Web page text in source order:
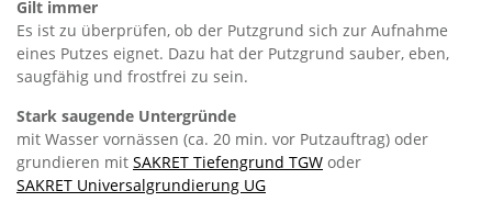
Gilt immer
Es ist zu überprüfen, ob der Putzgrund sich zur Aufnahme
eines Putzes eignet. Dazu hat der Putzgrund sauber, eben,
saugfähig und frostfrei zu sein.
Stark saugende Untergründe
mit Wasser vornässen (ca. 20 min. vor Putzauftrag) oder
grundieren mit SAKRET Tiefengrund TGW oder
SAKRET Universalgrundierung UG